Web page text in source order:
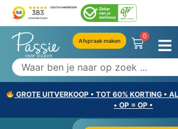
Afspraak maken
0
GROTE UITVERKOOP • TOT 60% KORTING •
• OP = OP •